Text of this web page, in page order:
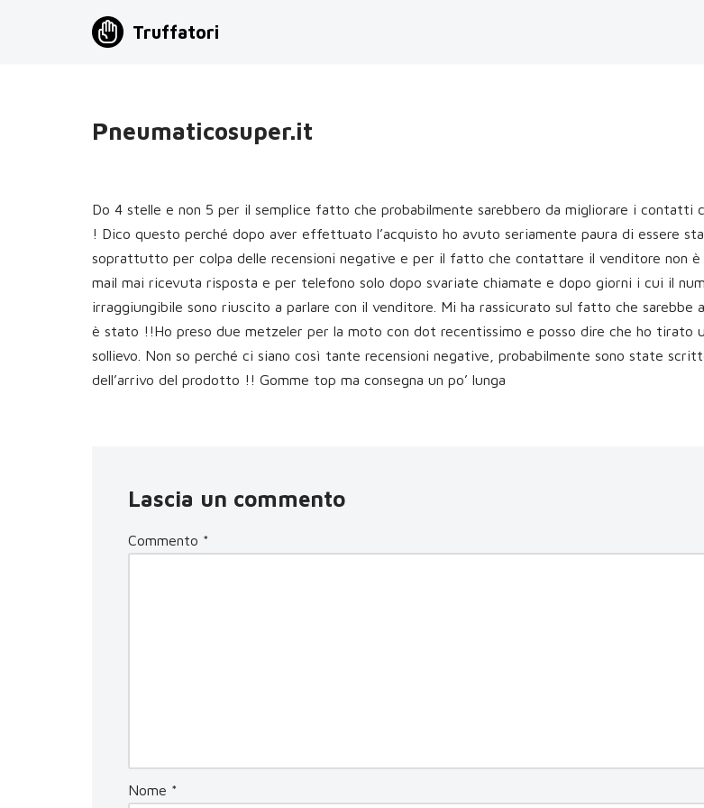
Truffatori
Pneumaticosuper.it
Do 4 stelle e non 5 per il semplice fatto che probabilmente sarebbero da migliorare i contatti
! Dico questo perché dopo aver effettuato l’acquisto ho avuto seriamente paura di essere
soprattutto per colpa delle recensioni negative e per il fatto che contattare il venditore non è
mail mai ricevuta risposta e per telefono solo dopo svariate chiamate e dopo giorni i cui il
irraggiungibile sono riuscito a parlare con il venditore. Mi ha rassicurato sul fatto che sarebbe
è stato !!Ho preso due metzeler per la moto con dot recentissimo e posso dire che ho tirato
sollievo. Non so perché ci siano così tante recensioni negative, probabilmente sono state
dell’arrivo del prodotto !! Gomme top ma consegna un po’ lunga
Lascia un commento
Commento *
Nome *